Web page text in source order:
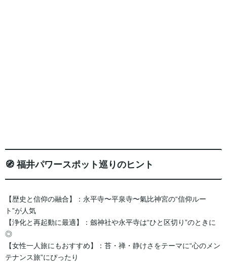
🧭 福井パワースポット巡りのヒント
【歴史と信仰の融合】：永平寺〜平泉寺〜氣比神宮の“信仰ルー
ト”が人気
【浄化と再起動に最適】：劔神社や永平寺は“ひと区切り”のときに
◎
【女性一人旅にもおすすめ】：苔・禅・静けさをテーマに“心のメン
テナンス旅”にぴったり